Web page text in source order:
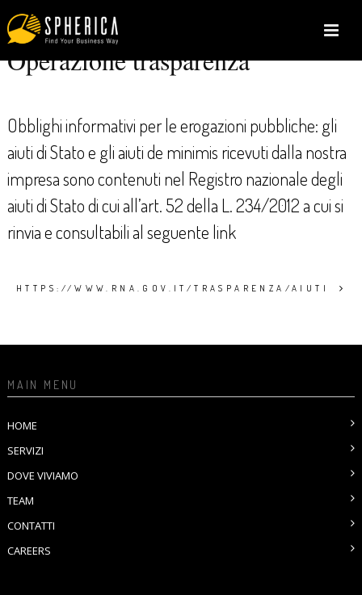
Operazione trasparenza
Obblighi informativi per le erogazioni pubbliche: gli
aiuti di Stato e gli aiuti de minimis ricevuti dalla nostra
impresa sono contenuti nel Registro nazionale degli
aiuti di Stato di cui all’art. 52 della L. 234/2012 a cui si
rinvia e consultabili al seguente link
HTTPS://WWW.RNA.GOV.IT/TRASPARENZA/AIUTI
MAIN MENU
HOME
SERVIZI
DOVE VIVIAMO
TEAM
CONTATTI
CAREERS